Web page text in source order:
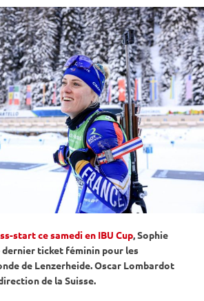
start ce samedi en IBU Cup, Sophie
ticket féminin pour les
de Lenzerheide. Oscar Lombardot
de la Suisse.